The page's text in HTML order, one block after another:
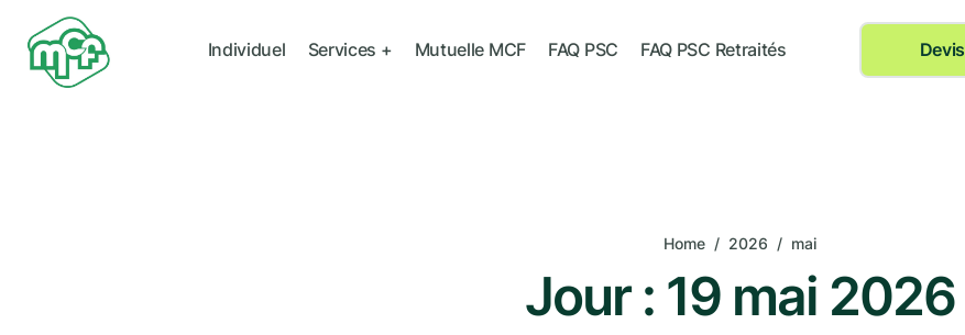
Individuel Services + Mutuelle MCF FAQ PSC FAQ PSC Retraités Devis
Home / 2026 / mai
Jour : 19 mai 2026